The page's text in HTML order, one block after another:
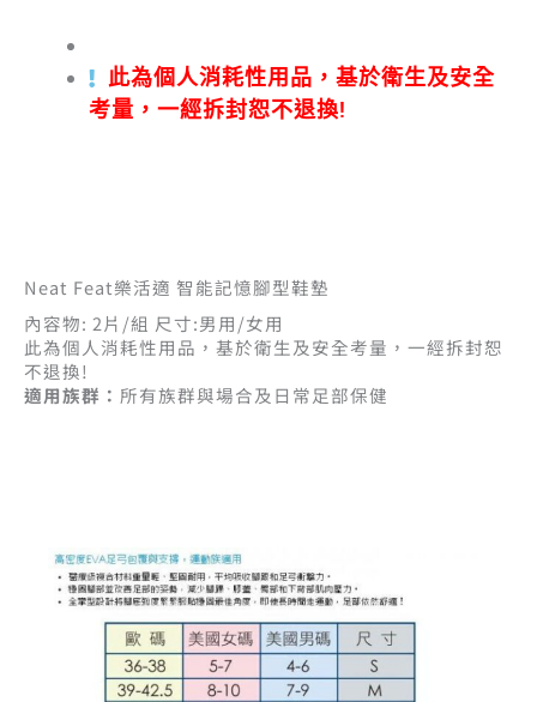
此為個人消耗性用品，基於衛生及安全
考量，一經拆封恕不退換!
Neat Feat樂活適 智能記憶腳型鞋墊
內容物: 2片/組 尺寸:男用/女用
此為個人消耗性用品，基於衛生及安全考量，一經拆封恕
不退換!
適用族群： 所有族群與場合及日常足部保健